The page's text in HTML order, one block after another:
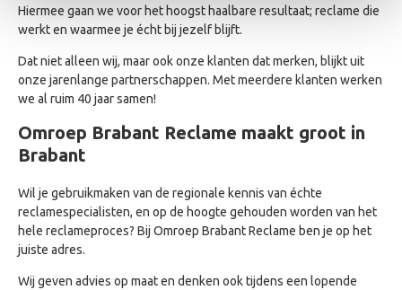
Hiermee gaan we voor het hoogst haalbare resultaat; reclame die
werkt en waarmee je écht bij jezelf blijft.
Dat niet alleen wij, maar ook onze klanten dat merken, blijkt uit
onze jarenlange partnerschappen. Met meerdere klanten werken
we al ruim 40 jaar samen!
Omroep Brabant Reclame maakt groot in
Brabant
Wil je gebruikmaken van de regionale kennis van échte
reclamespecialisten, en op de hoogte gehouden worden van het
hele reclameproces? Bij Omroep Brabant Reclame ben je op het
juiste adres.
Wij geven advies op maat en denken ook tijdens een lopende